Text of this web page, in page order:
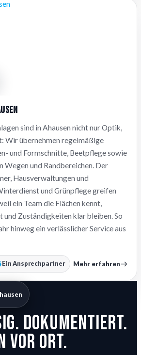
sind in Ahausen nicht nur Optik,
Wir übernehmen regelmäßige
und Formschnitte, Beetpflege sowie
Wegen und Randbereichen. Der
Hausverwaltungen und
und Grünpflege greifen
ein Team die Flächen kennt,
und Zuständigkeiten klar bleiben. So
hinweg ein verlässlicher Service aus
Ein Ansprechpartner Mehr erfahren
Dokumentiert.
vor Ort.